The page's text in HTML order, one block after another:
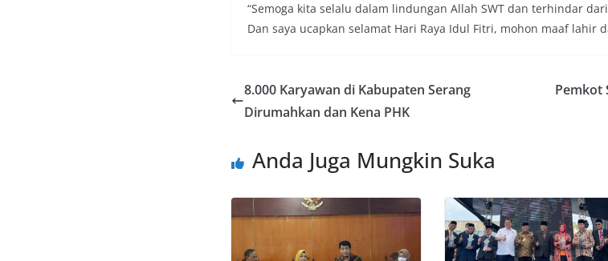
“Semoga kita selalu dalam lindungan Allah SWT dan terhindar
Dan saya ucapkan selamat Hari Raya Idul Fitri, mohon maaf lahir
8.000 Karyawan di Kabupaten Serang
Dirumahkan dan Kena PHK
Pemkot
Anda Juga Mungkin Suka